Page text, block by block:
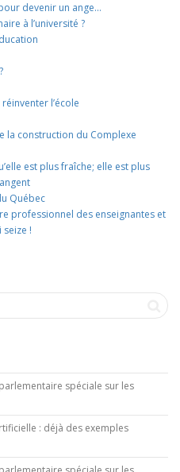
devenir un ange…
à l’université ?
l’école
la construction du Complexe
est plus fraîche; elle est plus
Québec
professionnel des enseignantes et
seize !
spéciale sur les
: déjà des exemples